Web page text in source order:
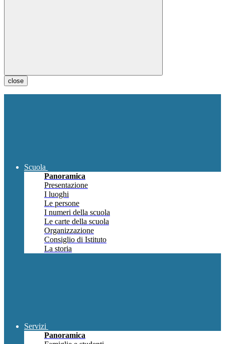
close
Scuola
Panoramica
Presentazione
I luoghi
Le persone
I numeri della scuola
Le carte della scuola
Organizzazione
Consiglio di Istituto
La storia
Servizi
Panoramica